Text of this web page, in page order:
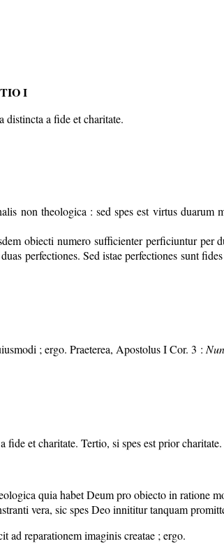
I
distincta a fide et charitate.
non theologica : sed spes est virtus duarum
obiecti numero sufficienter perficiuntur per
perfectiones. Sed istae perfectiones sunt
; ergo. Praeterea, Apostolus I Cor. 3 :
fide et charitate. Tertio, si spes est prior charitate.
quia habet Deum pro obiecto in ratione
vera, sic spes Deo innititur tanquam
ad reparationem imaginis creatae ; ergo.